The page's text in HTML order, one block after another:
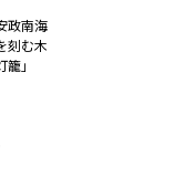
政南海
刻む木
」